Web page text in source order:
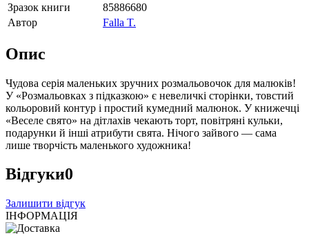
Зразок книги
85886680
Автор
Falla T.
Опис
Чудова серія маленьких зручних розмальовочок для малюків!
У «Розмальовках з підказкою» є невеличкі сторінки, товстий
кольоровий контур і простий кумедний малюнок. У книжечці
«Веселе свято» на дітлахів чекають торт, повітряні кульки,
подарунки й інші атрибути свята. Нічого зайвого — сама
лише творчість маленького художника!
Відгуки0
Залишити відгук
ІНФОРМАЦІЯ